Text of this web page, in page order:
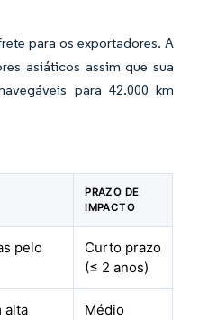
para os exportadores. A
asiáticos assim que sua
para 42.000 km
PRAZO DE
IMPACTO
pelo
Curto prazo
(≤ 2 anos)
alta
Médio